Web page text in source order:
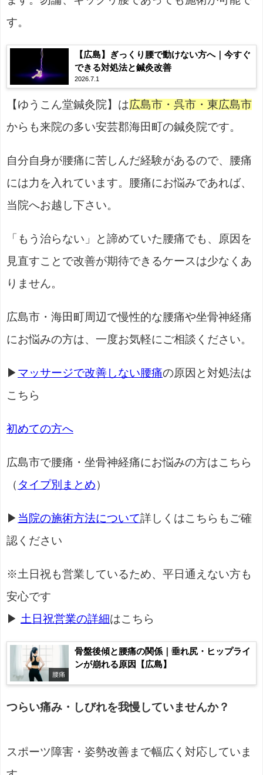
す。
【広島】ぎっくり腰で動けない方へ｜今すぐ
できる対処法と鍼灸改善
2026.7.1
【ゆうこん堂鍼灸院】は広島市・呉市・東広島市
からも来院の多い安芸郡海田町の鍼灸院です。
自分自身が腰痛に苦しんだ経験があるので、腰痛
には力を入れています。腰痛にお悩みであれば、
当院へお越し下さい。
「もう治らない」と諦めていた腰痛でも、原因を
見直すことで改善が期待できるケースは少なくあ
りません。
広島市・海田町周辺で慢性的な腰痛や坐骨神経痛
にお悩みの方は、一度お気軽にご相談ください。
▶ マッサージで改善しない腰痛の原因と対処法は
こちら
初めての方へ
広島市で腰痛・坐骨神経痛にお悩みの方はこちら
（ タイプ別まとめ ）
▶ 当院の施術方法について詳しくはこちらもご確
認ください
※土日祝も営業しているため、平日通えない方も
安心です
▶ 土日祝営業の詳細はこちら
腰痛
骨盤後傾と腰痛の関係｜垂れ尻・ヒップライ
ンが崩れる原因【広島】
つらい痛み・しびれを我慢していませんか？
スポーツ障害・姿勢改善まで幅広く対応していま